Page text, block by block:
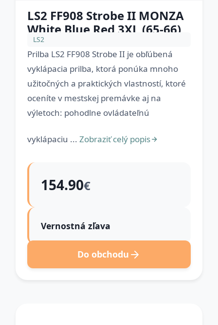
LS2 FF908 Strobe II MONZA
White Blue Red 3XL (65-66)
LS2
Prilba LS2 FF908 Strobe II je obľúbená
vyklápacia prilba, ktorá ponúka mnoho
užitočných a praktických vlastností, ktoré
oceníte v mestskej premávke aj na
výletoch: pohodlne ovládateľnú
vyklápaciu ... Zobraziť celý popis
154.90€
Vernostná zľava
Do obchodu